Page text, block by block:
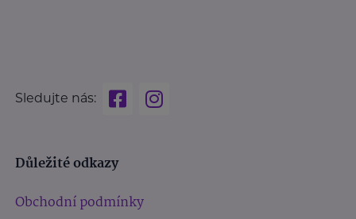
Sledujte nás:
Důležité odkazy
Obchodní podmínky